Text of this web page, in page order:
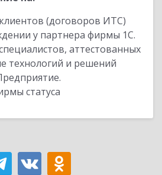
(договоров ИТС)
у партнера фирмы 1С.
аттестованных
технологий и решений
статуса